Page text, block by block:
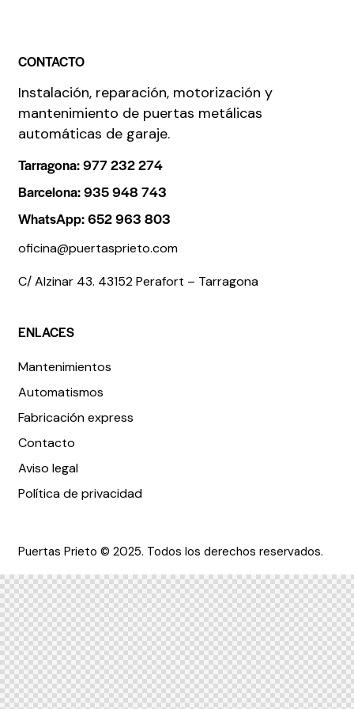
CONTACTO
Instalación, reparación, motorización y
mantenimiento de puertas metálicas
automáticas de garaje.
Tarragona: 977 232 274
Barcelona: 935 948 743
WhatsApp: 652 963 803
oficina@puertasprieto.com
C/ Alzinar 43. 43152 Perafort – Tarragona
ENLACES
Mantenimientos
Automatismos
Fabricación express
Contacto
Aviso legal
Política de privacidad
Puertas Prieto © 2025. Todos los derechos reservados.